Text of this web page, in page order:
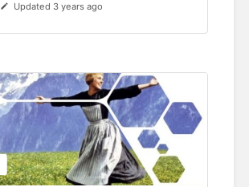
Updated 3 years ago